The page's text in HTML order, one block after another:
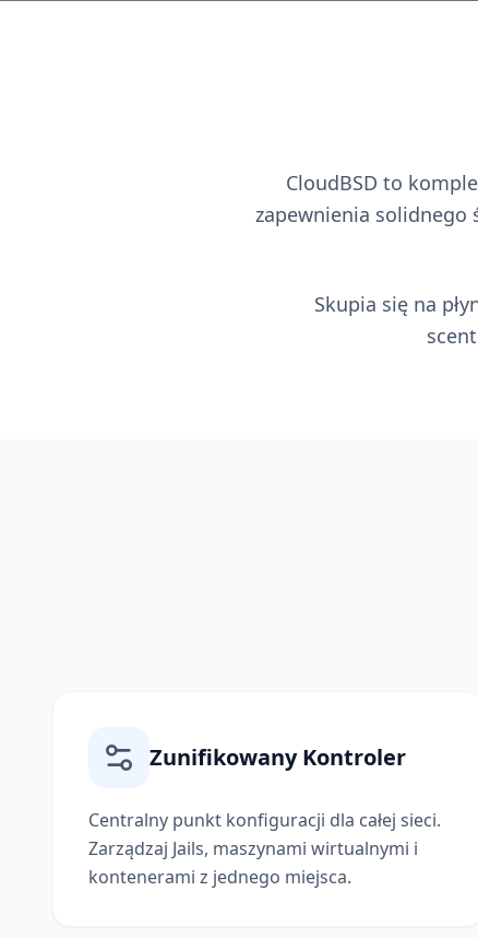
CloudBSD to
zapewnienia solidnego
Skupia się na
Zunifikowany Kontroler
Centralny punkt konfiguracji dla całej sieci.
Zarządzaj Jails, maszynami wirtualnymi i
kontenerami z jednego miejsca.